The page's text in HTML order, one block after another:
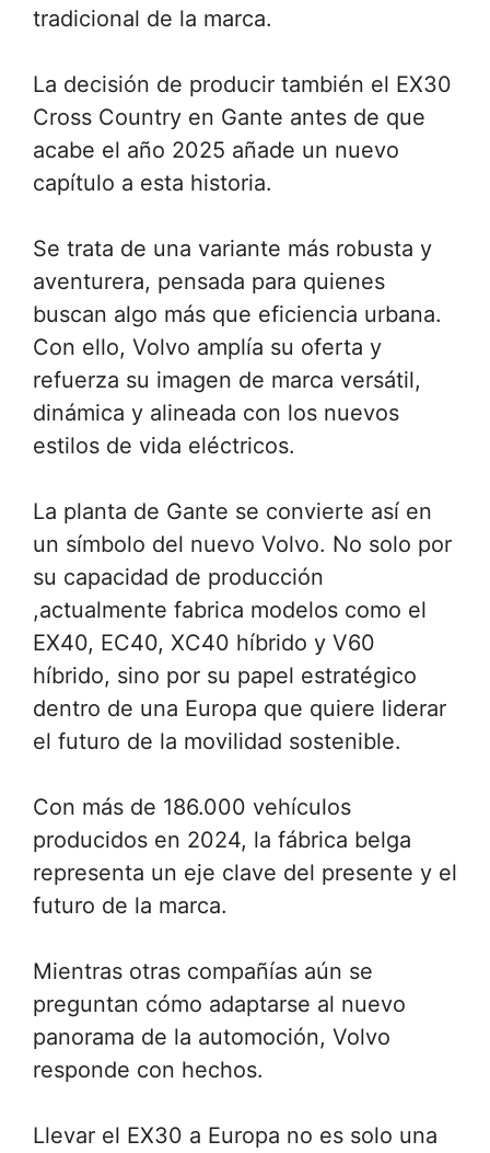
tradicional de la marca.
La decisión de producir también el EX30
Cross Country en Gante antes de que
acabe el año 2025 añade un nuevo
capítulo a esta historia.
Se trata de una variante más robusta y
aventurera, pensada para quienes
buscan algo más que eficiencia urbana.
Con ello, Volvo amplía su oferta y
refuerza su imagen de marca versátil,
dinámica y alineada con los nuevos
estilos de vida eléctricos.
La planta de Gante se convierte así en
un símbolo del nuevo Volvo. No solo por
su capacidad de producción
,actualmente fabrica modelos como el
EX40, EC40, XC40 híbrido y V60
híbrido, sino por su papel estratégico
dentro de una Europa que quiere liderar
el futuro de la movilidad sostenible.
Con más de 186.000 vehículos
producidos en 2024, la fábrica belga
representa un eje clave del presente y el
futuro de la marca.
Mientras otras compañías aún se
preguntan cómo adaptarse al nuevo
panorama de la automoción, Volvo
responde con hechos.
Llevar el EX30 a Europa no es solo una